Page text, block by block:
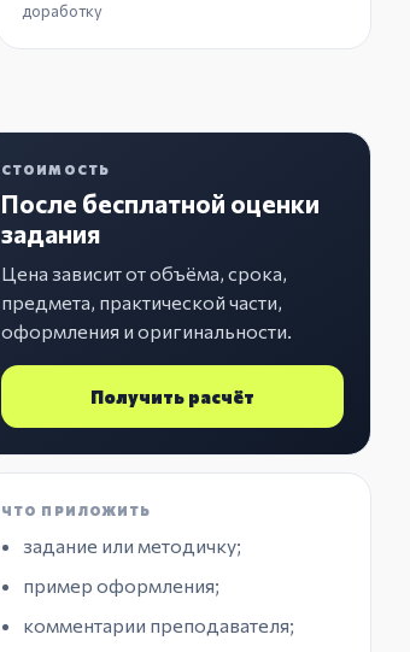
доработку
СТОИМОСТЬ
После бесплатной оценки
задания
Цена зависит от объёма, срока,
предмета, практической части,
оформления и оригинальности.
Получить расчёт
ЧТО ПРИЛОЖИТЬ
задание или методичку;
пример оформления;
комментарии преподавателя;